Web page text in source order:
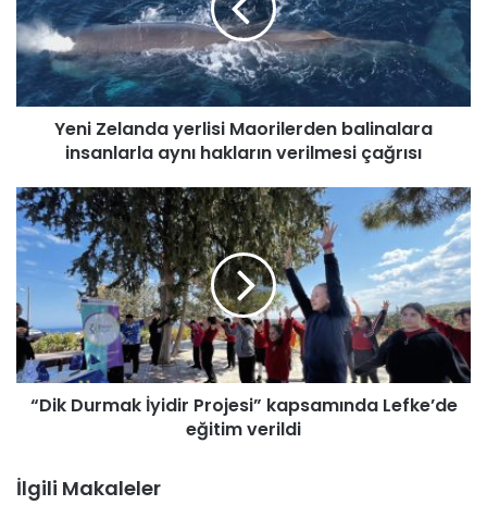
Z
e
l
a
n
e
r
l
s
i
M
o
r
Yeni Zelanda yerlisi Maorilerden balinalara
insanlarla aynı hakların verilmesi çağrısı
“
D
i
D
u
r
m
a
d
“Dik Durmak İyidir Projesi” kapsamında Lefke’de
eğitim verildi
İlgili Makaleler